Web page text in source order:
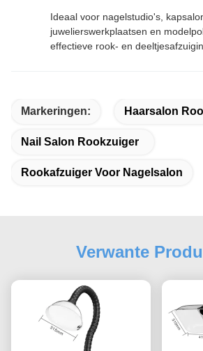
Ideaal voor nagelstudio's,
juwelierswerkplaatsen en
effectieve rook- en
Markeringen: Haarsalon
Nail Salon Rookzuiger
Rookafzuiger Voor Nagelsalon
Verwante